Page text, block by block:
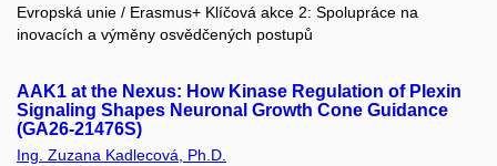
Evropská unie / Erasmus+ Klíčová akce 2: Spolupráce na
inovacích a výměny osvědčených postupů
AAK1 at the Nexus: How Kinase Regulation of Plexin
Signaling Shapes Neuronal Growth Cone Guidance
(GA26-21476S)
Ing. Zuzana Kadlecová, Ph.D.